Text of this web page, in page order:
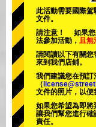
東京 秋葉原 #2
東京 澀谷附店
東京 淺草
沖繩
此活動需要國際
文件。
請注意！ 如果您
法參加活動， 且無
請閱讀以下有關
來到我們店鋪。
我們建議您在預
（
文件的照片，以便
如果您希望為即將
讓我們幫您進行
責任。